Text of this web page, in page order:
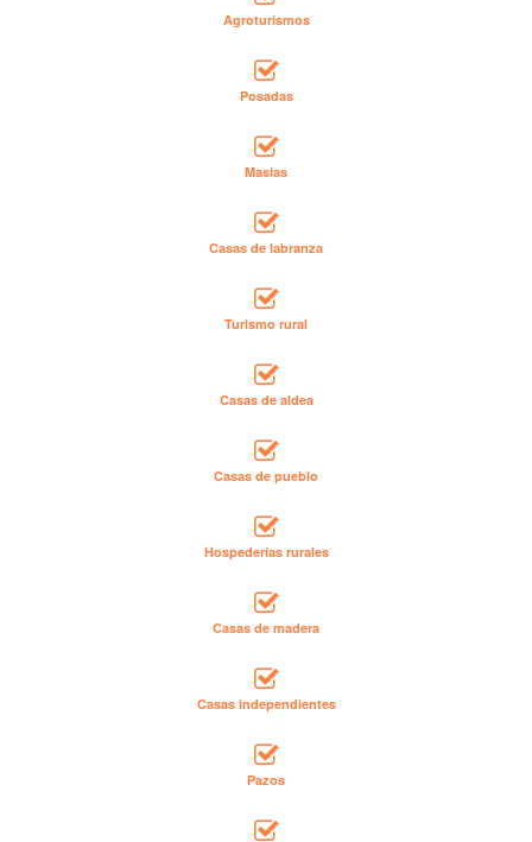
Agroturismos
Posadas
Masías
Casas de labranza
Turismo rural
Casas de aldea
Casas de pueblo
Hospederías rurales
Casas de madera
Casas independientes
Pazos